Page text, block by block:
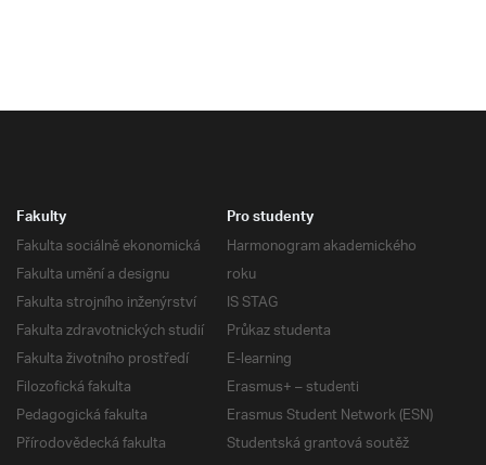
Fakulty
Fakulta sociálně ekonomická
Fakulta umění a designu
Fakulta strojního inženýrství
Fakulta zdravotnických studií
Fakulta životního prostředí
Filozofická fakulta
Pedagogická fakulta
Přírodovědecká fakulta
Pro studenty
Harmonogram akademického
roku
IS STAG
Průkaz studenta
E-learning
Erasmus+ – studenti
Erasmus Student Network (ESN)
Studentská grantová soutěž